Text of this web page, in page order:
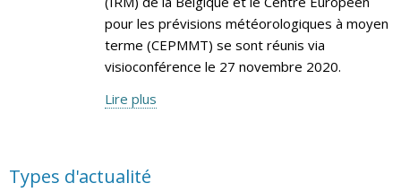
pour les prévisions météorologiques à moyen
terme (CEPMMT) se sont réunis via
visioconférence le 27 novembre 2020.
Lire plus
Types d'actualité